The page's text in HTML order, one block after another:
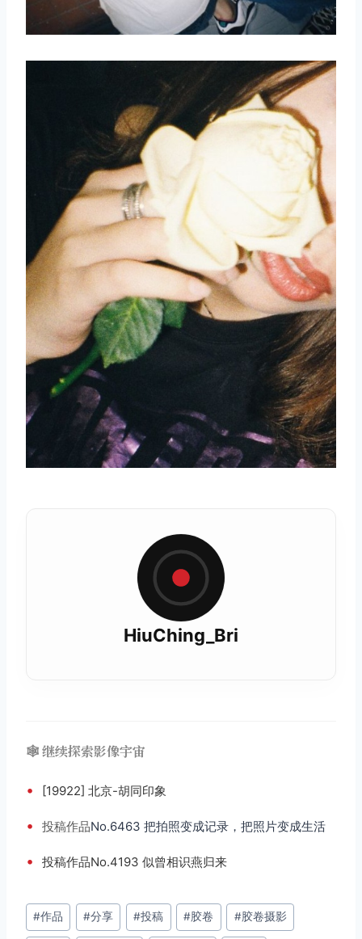
HiuChing_Bri
🕸️ 继续探索影像宇宙
• [19922] 北京-胡同印象
• 投稿作品No.6463 把拍照变成记录，把照片变成生活
• 投稿作品No.4193 似曾相识燕归来
文
章
#作品 #分享 #投稿 #胶卷 #胶卷摄影